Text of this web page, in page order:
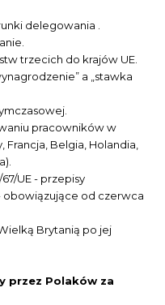
delegowania .
trzecich do krajów UE.
a „stawka
pracowników w
Belgia, Holandia,
UE - przepisy
obowiązujące od czerwca
Brytanią po jej
przez Polaków za